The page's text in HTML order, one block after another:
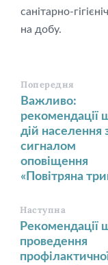
санітарно-
на добу.
Попередня
Важливо:
рекомендації
дій населення
сигналом
оповіщення
«Повітряна
Наступна
Рекомендації
проведення